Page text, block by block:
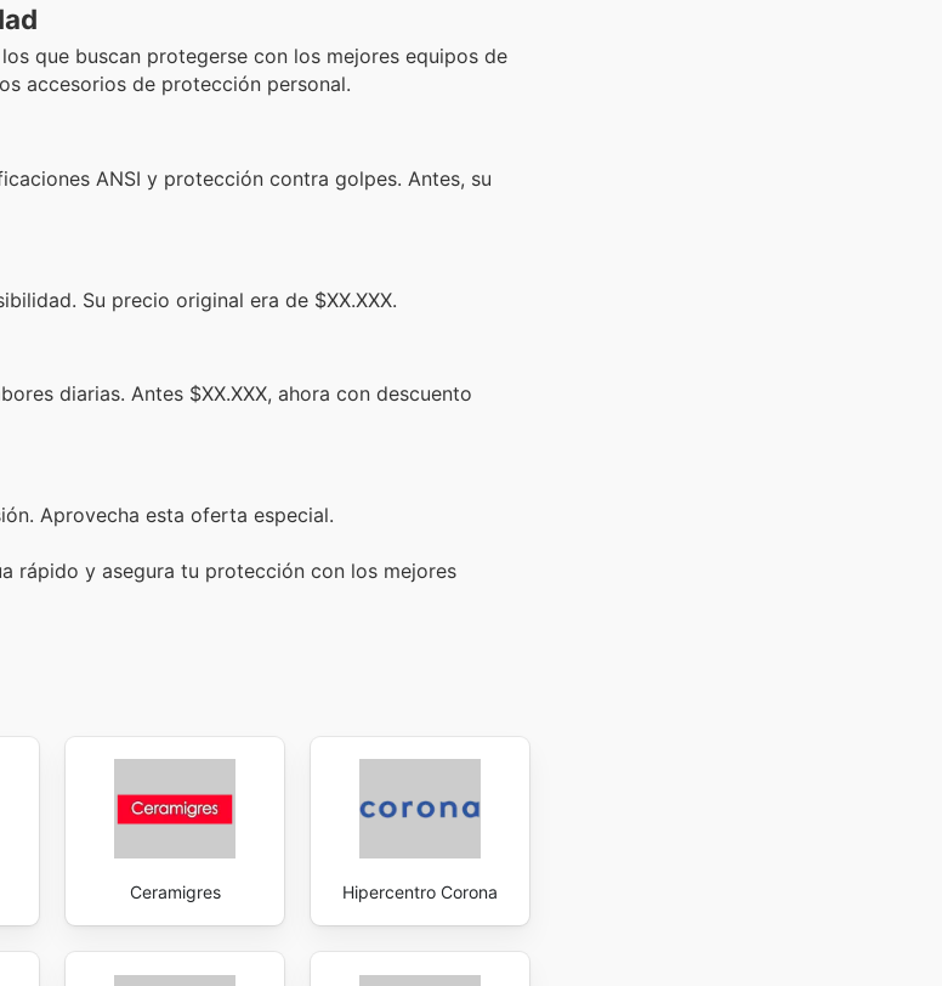
que buscan protegerse con los mejores equipos de
accesorios de protección personal.
ANSI y protección contra golpes. Antes, su
Su precio original era de $XX.XXX.
diarias. Antes $XX.XXX, ahora con descuento
Aprovecha esta oferta especial.
rápido y asegura tu protección con los mejores
Ceramigres Hipercentro Corona